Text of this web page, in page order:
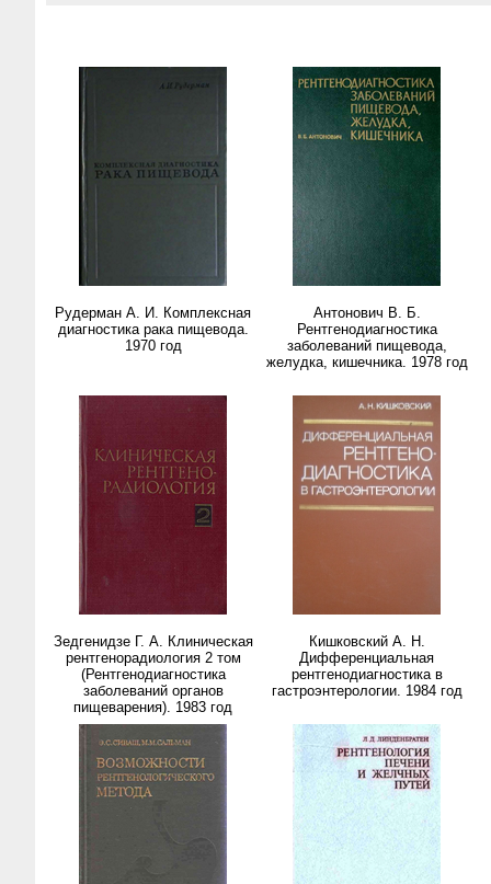
Рудерман А. И. Комплексная
диагностика рака пищевода.
1970 год
Антонович В. Б.
Рентгенодиагностика
заболеваний пищевода,
желудка, кишечника. 1978 год
Зедгенидзе Г. А. Клиническая
рентгенорадиология 2 том
(Рентгенодиагностика
заболеваний органов
пищеварения). 1983 год
Кишковский А. Н.
Дифференциальная
рентгенодиагностика в
гастроэнтерологии. 1984 год